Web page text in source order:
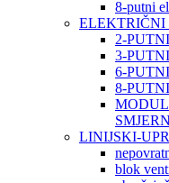
8-putni
ELEKTRIČNI
2-
3-
6-
8-
LINIJSKI-
blok